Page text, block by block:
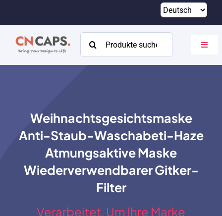
springen
Suchen
nach:
Katalog
Ressourcen
Weihnachtsgesichtsmaske
Anti-Staub-Waschabeti-Haze
Atmungsaktive Maske
Wiederverwendbarer Gitker-
Filter
Verarbeitet, Um Ihre Marke